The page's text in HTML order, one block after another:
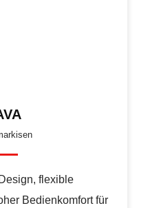
flexible
Bedienkomfort für